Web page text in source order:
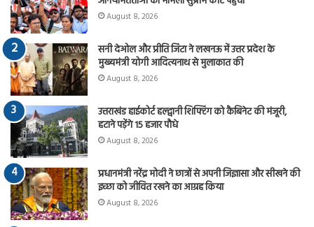
August 8, 2026
सनी देओल और प्रीति जिंटा ने लखनऊ में उत्तर प्रदेश के
मुख्यमंत्री योगी आदित्यनाथ से मुलाकात की
August 8, 2026
उत्तराखंड हाईकोर्ट हल्द्वानी शिफ्टिंग को कैबिनेट की मंजूरी,
हटाने पड़ेंगे 15 हजार पौधे
August 8, 2026
प्रधानमंत्री नरेंद्र मोदी ने छात्रों से अपनी जिज्ञासा और सीखने की
इच्छा को जीवित रखने का आग्रह किया
August 8, 2026